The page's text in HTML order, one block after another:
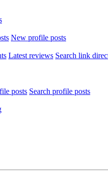
New profile posts
Latest reviews Search link
posts Search profile posts